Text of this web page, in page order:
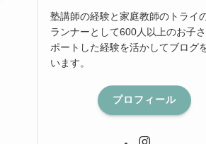
塾講師の経験と家庭教師のトライ
ランナーとして600人以上のお子
ポートした経験を活かしてブログ
います。
プロフィール